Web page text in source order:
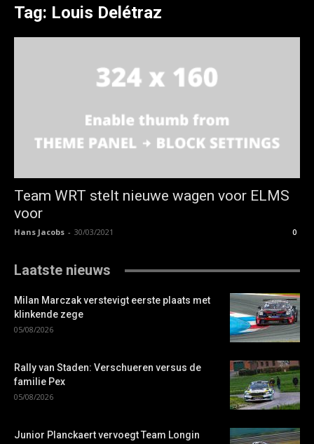
Tag: Louis Delétraz
Team WRT stelt nieuwe wagen voor ELMS
voor
Hans Jacobs - 30/03/2021 0
Laatste nieuws
Milan Marczak verstevigt eerste plaats met
klinkende zege
05/08/2026
Rally van Staden: Verschueren versus de
familie Pex
05/08/2026
Junior Planckaert vervoegt Team Longin